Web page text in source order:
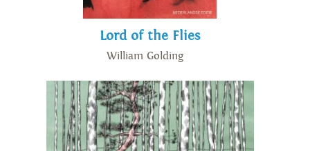
Lord of the Flies
William Golding